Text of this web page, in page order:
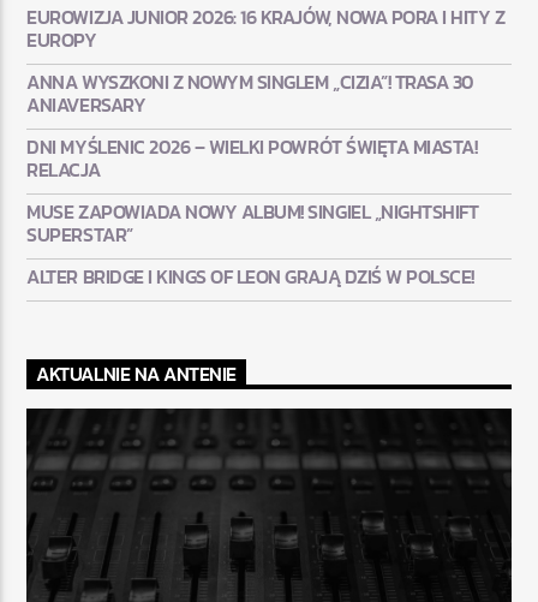
EUROWIZJA JUNIOR 2026: 16 KRAJÓW, NOWA PORA I HITY Z
EUROPY
ANNA WYSZKONI Z NOWYM SINGLEM „CIZIA”! TRASA 30
ANIAVERSARY
DNI MYŚLENIC 2026 – WIELKI POWRÓT ŚWIĘTA MIASTA!
RELACJA
MUSE ZAPOWIADA NOWY ALBUM! SINGIEL „NIGHTSHIFT
SUPERSTAR”
ALTER BRIDGE I KINGS OF LEON GRAJĄ DZIŚ W POLSCE!
AKTUALNIE NA ANTENIE